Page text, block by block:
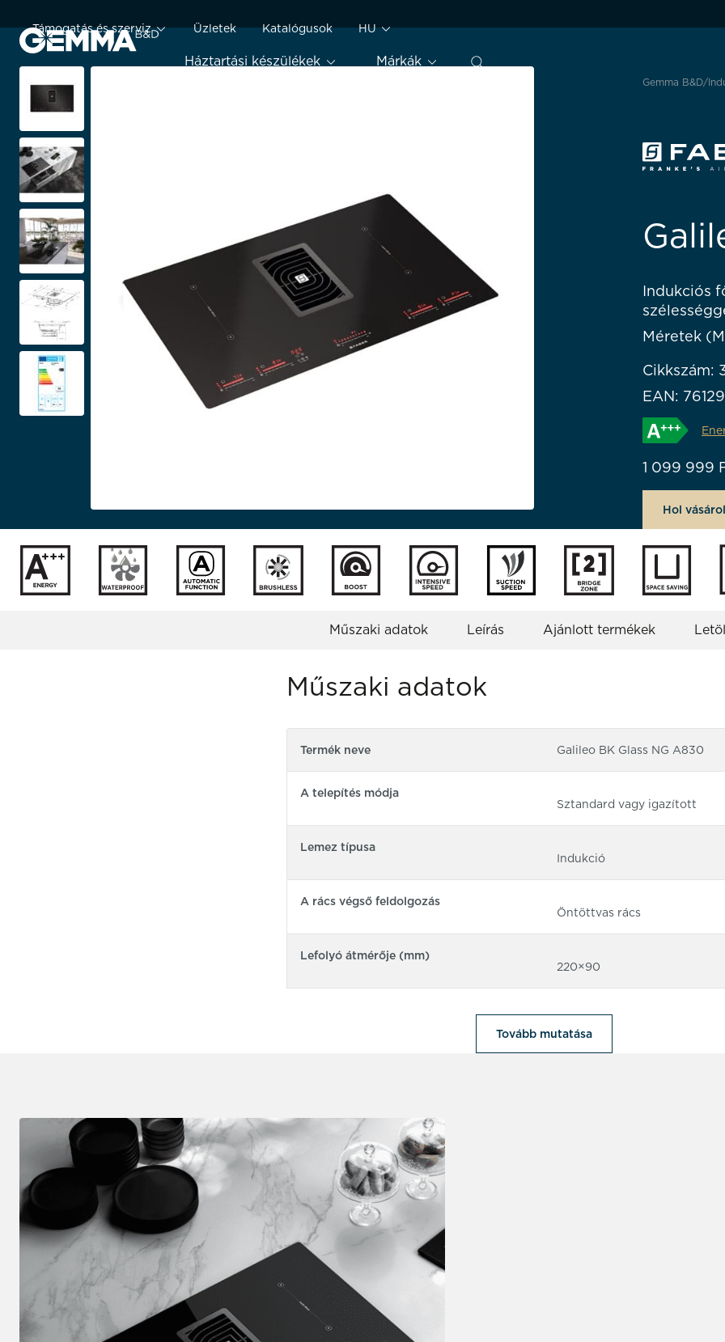
Háztartási készülékek Márkák
Támogatás és szerviz Üzletek Katalógusok HU
Gemma B&D
Indukciós
Méretek
Cikkszám:
EAN:
1 099 999
Hol
Műszaki adatok Leírás Ajánlott termékek
Műszaki adatok
Termék neve Galileo BK Glass NG A830
A telepítés módja
Sztandard vagy igazított
Lemez típusa
Indukció
A rács végső feldolgozás
Öntöttvas rács
Lefolyó átmérője (mm)
220×90
Tovább mutatása